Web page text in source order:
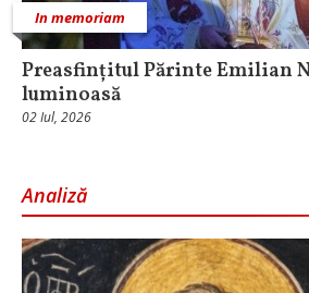
In memoriam
Preasfințitul Părinte Emilian
luminoasă
02 Iul, 2026
Analiză